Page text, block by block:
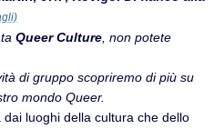
Queer Culture, non potete
di gruppo scopriremo di più su
mondo Queer.
luoghi della cultura che dello